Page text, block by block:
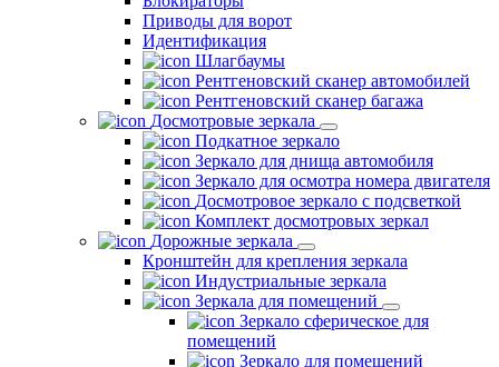
Приводы для ворот
Идентификация
Шлагбаумы
Рентгеновский сканер автомобилей
Рентгеновский сканер багажа
Досмотровые зеркала
Подкатное зеркало
Зеркало для днища автомобиля
Зеркало для осмотра номера двигателя
Досмотровое зеркало с подсветкой
Комплект досмотровых зеркал
Дорожные зеркала
Кронштейн для крепления зеркала
Индустриальные зеркала
Зеркала для помещений
Зеркало сферическое для
помещений
Зеркало для помещений